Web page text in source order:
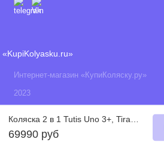
69990 руб
«KupiKolyasku.ru»
Интернет-магазин «КупиКоляску.ру»
2023